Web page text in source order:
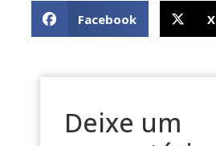
Facebook X
Deixe um